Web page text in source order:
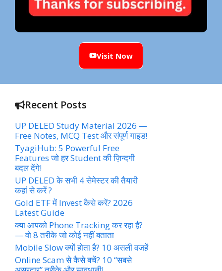
Visit Now
Recent Posts
UP DELED Study Material 2026 —
Free Notes, MCQ Test और संपूर्ण गाइड!
TyagiHub: 5 Powerful Free
Features जो हर Student की ज़िन्दगी
बदल देंगे!
UP DELED के सभी 4 सेमेस्टर की तैयारी
कहां से करें ?
Gold ETF में Invest कैसे करें? 2026
Latest Guide
क्या आपको Phone Tracking कर रहा है?
— वो 8 तरीके जो कोई नहीं बताता
Mobile Slow क्यों होता है? 10 असली वजहें
Online Scam से कैसे बचें? 10 “सबसे